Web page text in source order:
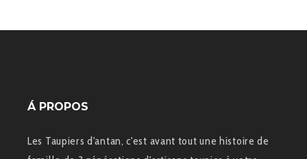
Á PROPOS
Les Taupiers d'antan, c'est avant tout une histoire de